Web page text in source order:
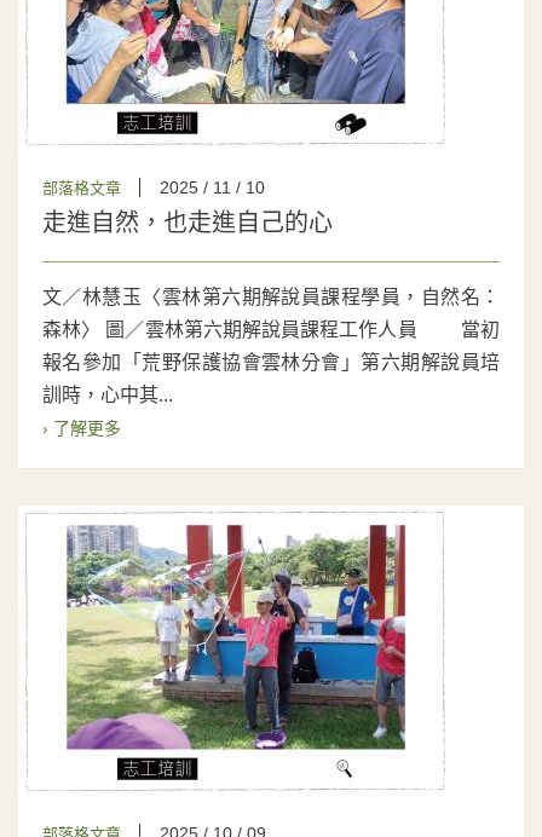
部落格文章 2025 / 11 / 10
走進自然，也走進自己的心
文／林慧玉〈雲林第六期解說員課程學員，自然名：
森林〉 圖／雲林第六期解說員課程工作人員 當初
報名參加「荒野保護協會雲林分會」第六期解說員培
訓時，心中其...
› 了解更多